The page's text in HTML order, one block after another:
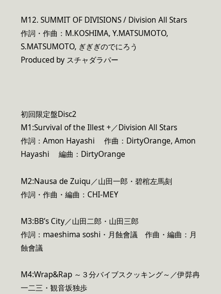
M12. SUMMIT OF DIVISIONS / Division All Stars
作詞・作曲：M.KOSHIMA, Y.MATSUMOTO,
S.MATSUMOTO, ぎぎぎのでにろう
Produced by スチャダラパー
初回限定盤Disc2
M1:Survival of the Illest +／Division All Stars
作詞：Amon Hayashi 作曲：DirtyOrange, Amon
Hayashi 編曲：DirtyOrange
M2:Nausa de Zuiqu／山田一郎・碧棺左馬刻
作詞・作曲・編曲：CHI-MEY
M3:BB’s City／山田二郎・山田三郎
作詞：maeshima soshi・月蝕會議 作曲・編曲：月
蝕會議
M4:Wrap&Rap ～３分バイブスクッキング～／伊弉冉
一二三・観音坂独歩